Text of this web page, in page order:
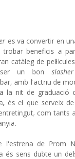
es va convertir en
beneficis a
catàleg de
un bon
amb l'actriu de
la nit de graduació
és el que serveix
com tants
de Prom
és sens dubte un